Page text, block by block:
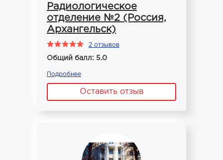
Радиологическое
отделение №2 (Россия,
Архангельск)
2 отзывов
Общий балл: 5.0
Подробнее
Оставить отзыв